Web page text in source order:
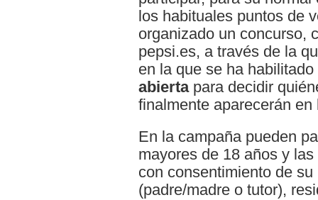
los habituales puntos de
organizado un concurso,
pepsi.es, a través de la
en la que se ha
abiertapara decidir
finalmente aparecerán
En la campaña pueden
mayores de 18 años y
con consentimiento de
(padre/madre o tutor),